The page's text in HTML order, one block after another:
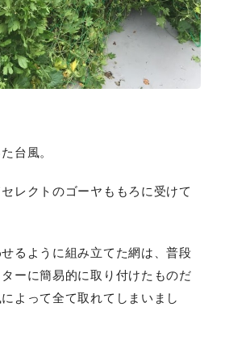
台風。
レクトのゴーヤももろに受けて
るように組み立てた網は、普段
ーに簡易的に取り付けたものだ
よって全て取れてしまいまし